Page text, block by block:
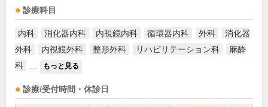
診療科目
内科 消化器内科 内視鏡内科 循環器内科 外科
消化器
外科
内視鏡外科 整形外科 リハビリテーション科
麻酔
科
もっと見る
診療/受付時間・休診日